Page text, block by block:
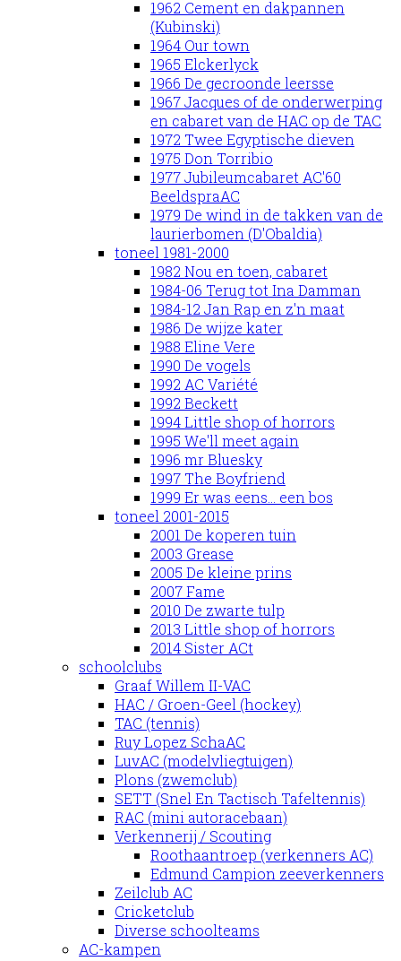
1962 Cement en dakpannen
(Kubinski)
1964 Our town
1965 Elckerlyck
1966 De gecroonde leersse
1967 Jacques of de onderwerping
en cabaret van de HAC op de TAC
1972 Twee Egyptische dieven
1975 Don Torribio
1977 Jubileumcabaret AC'60
BeeldspraAC
1979 De wind in de takken van de
laurierbomen (D'Obaldia)
toneel 1981-2000
1982 Nou en toen, cabaret
1984-06 Terug tot Ina Damman
1984-12 Jan Rap en z'n maat
1986 De wijze kater
1988 Eline Vere
1990 De vogels
1992 AC Variété
1992 Beckett
1994 Little shop of horrors
1995 We'll meet again
1996 mr Bluesky
1997 The Boyfriend
1999 Er was eens... een bos
toneel 2001-2015
2001 De koperen tuin
2003 Grease
2005 De kleine prins
2007 Fame
2010 De zwarte tulp
2013 Little shop of horrors
2014 Sister ACt
schoolclubs
Graaf Willem II-VAC
HAC / Groen-Geel (hockey)
TAC (tennis)
Ruy Lopez SchaAC
LuvAC (modelvliegtuigen)
Plons (zwemclub)
SETT (Snel En Tactisch Tafeltennis)
RAC (mini autoracebaan)
Verkennerij / Scouting
Roothaantroep (verkenners AC)
Edmund Campion zeeverkenners
Zeilclub AC
Cricketclub
Diverse schoolteams
AC-kampen